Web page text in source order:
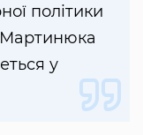
політики
Мартинюка
у